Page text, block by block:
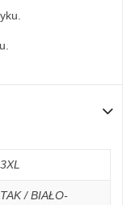
/ BIAŁO-